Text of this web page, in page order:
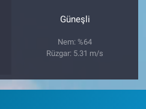
Güneşli
Nem: %64
Rüzgar: 5.31 m/s